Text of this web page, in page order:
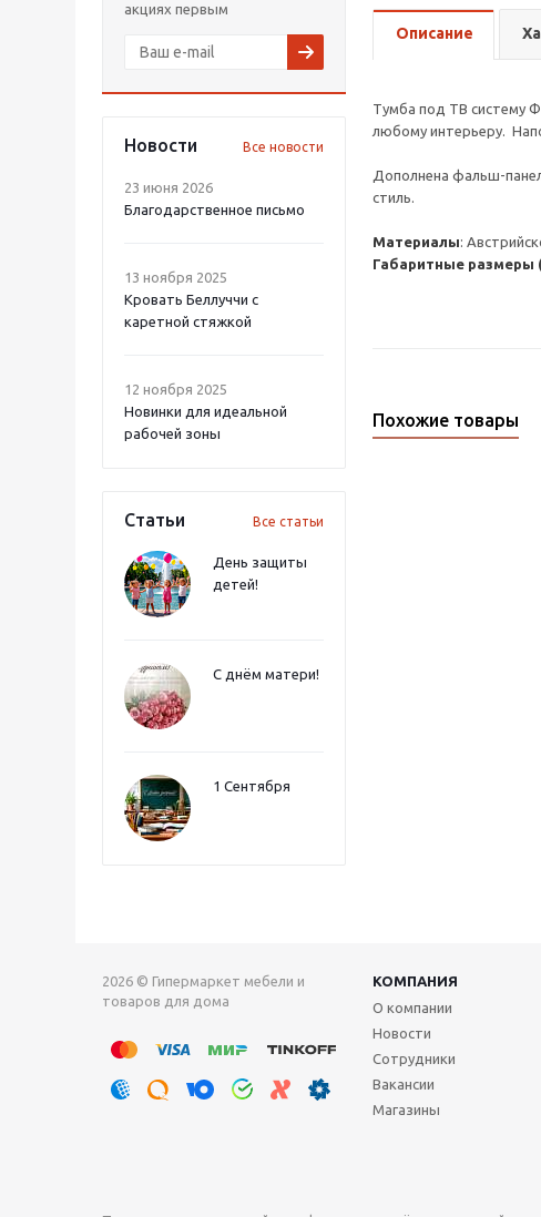
акциях первым
Новости Все новости
23 июня 2026
Благодарственное письмо
13 ноября 2025
Кровать Беллуччи с
каретной стяжкой
12 ноября 2025
Новинки для идеальной
рабочей зоны
Статьи Все статьи
День защиты
детей!
С днём матери!
1 Сентября
Описание
Тумба под ТВ систему
любому интерьеру.
Дополнена фальш-
стиль.
Материалы:
Габаритные
Похожие товары
2026 © Гипермаркет мебели и
товаров для дома
КОМПАНИЯ
О компании
Новости
Сотрудники
Вакансии
Магазины